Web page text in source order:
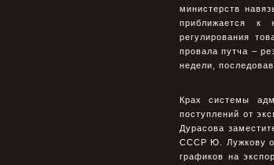
министерств
приближается к
регулирования
провала путча –
недели,
Крах системы
поступлений от
Дурасова
СССР Ю. Лужкову
графиков на